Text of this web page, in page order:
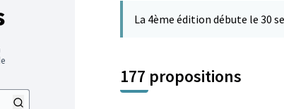
La 4ème édition débute le 30
177 propositions